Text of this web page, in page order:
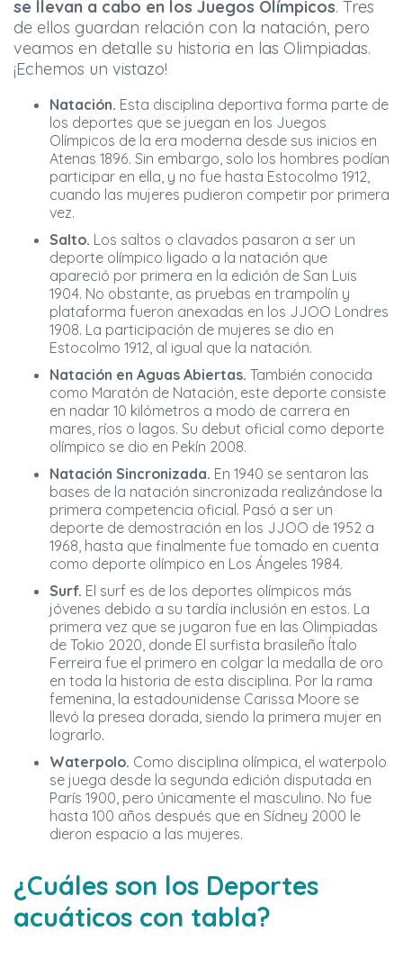
se llevan a cabo en los Juegos Olímpicos. Tres
de ellos guardan relación con la natación, pero
veamos en detalle su historia en las Olimpiadas.
¡Echemos un vistazo!
Natación. Esta disciplina deportiva forma parte de
los deportes que se juegan en los Juegos
Olímpicos de la era moderna desde sus inicios en
Atenas 1896. Sin embargo, solo los hombres podían
participar en ella, y no fue hasta Estocolmo 1912,
cuando las mujeres pudieron competir por primera
vez.
Salto. Los saltos o clavados pasaron a ser un
deporte olímpico ligado a la natación que
apareció por primera en la edición de San Luis
1904. No obstante, as pruebas en trampolín y
plataforma fueron anexadas en los JJOO Londres
1908. La participación de mujeres se dio en
Estocolmo 1912, al igual que la natación.
Natación en Aguas Abiertas. También conocida
como Maratón de Natación, este deporte consiste
en nadar 10 kilómetros a modo de carrera en
mares, ríos o lagos. Su debut oficial como deporte
olímpico se dio en Pekín 2008.
Natación Sincronizada. En 1940 se sentaron las
bases de la natación sincronizada realizándose la
primera competencia oficial. Pasó a ser un
deporte de demostración en los JJOO de 1952 a
1968, hasta que finalmente fue tomado en cuenta
como deporte olímpico en Los Ángeles 1984.
Surf. El surf es de los deportes olímpicos más
jóvenes debido a su tardía inclusión en estos. La
primera vez que se jugaron fue en las Olimpiadas
de Tokio 2020, donde El surfista brasileño Ítalo
Ferreira fue el primero en colgar la medalla de oro
en toda la historia de esta disciplina. Por la rama
femenina, la estadounidense Carissa Moore se
llevó la presea dorada, siendo la primera mujer en
lograrlo.
Waterpolo. Como disciplina olímpica, el waterpolo
se juega desde la segunda edición disputada en
París 1900, pero únicamente el masculino. No fue
hasta 100 años después que en Sídney 2000 le
dieron espacio a las mujeres.
¿Cuáles son los Deportes
acuáticos con tabla?